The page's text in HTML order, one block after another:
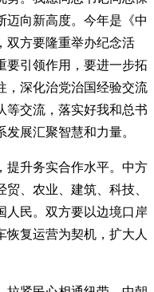
迈向新高度。今年是《中
双方要隆重举办纪念活
要引领作用，要进一步拓
，深化治党治国经验交流
等交流，落实好我和总书
展汇聚智慧和力量。
提升务实合作水平。中方
、农业、建筑、科技、
人民。双方要以边境口岸
复运营为契机，扩大人